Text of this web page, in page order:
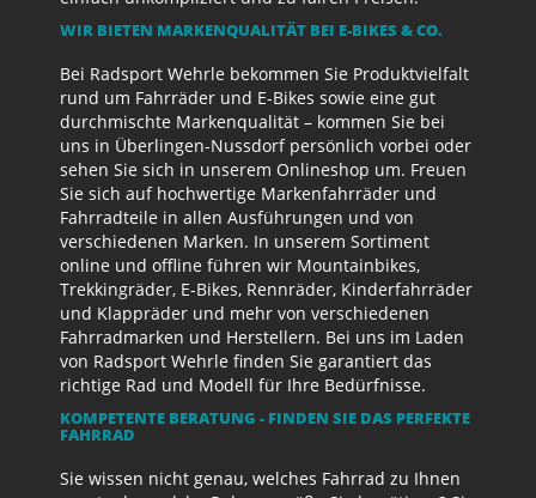
WIR BIETEN MARKENQUALITÄT BEI E-BIKES & CO.
Bei Radsport Wehrle bekommen Sie Produktvielfalt
rund um Fahrräder und E-Bikes sowie eine gut
durchmischte Markenqualität – kommen Sie bei
uns in Überlingen-Nussdorf persönlich vorbei oder
sehen Sie sich in unserem Onlineshop um. Freuen
Sie sich auf hochwertige Markenfahrräder und
Fahrradteile in allen Ausführungen und von
verschiedenen Marken. In unserem Sortiment
online und offline führen wir Mountainbikes,
Trekkingräder, E-Bikes, Rennräder, Kinderfahrräder
und Klappräder und mehr von verschiedenen
Fahrradmarken und Herstellern. Bei uns im Laden
von Radsport Wehrle finden Sie garantiert das
richtige Rad und Modell für Ihre Bedürfnisse.
KOMPETENTE BERATUNG - FINDEN SIE DAS PERFEKTE
FAHRRAD
Sie wissen nicht genau, welches Fahrrad zu Ihnen